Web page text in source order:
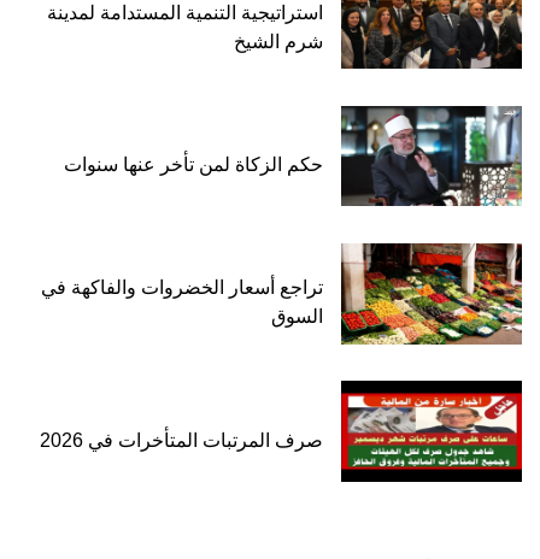
استراتيجية التنمية المستدامة لمدينة
شرم الشيخ
حكم الزكاة لمن تأخر عنها سنوات
تراجع أسعار الخضروات والفاكهة في
السوق
صرف المرتبات المتأخرات في 2026